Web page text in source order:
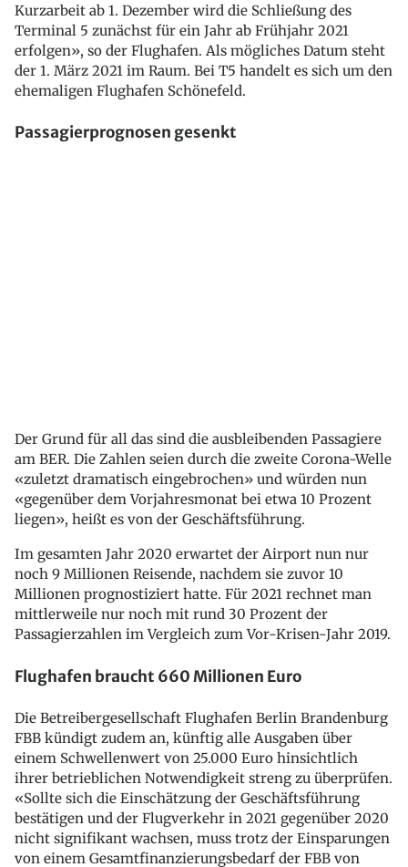
Kurzarbeit ab 1. Dezember wird die Schließung des
Terminal 5 zunächst für ein Jahr ab Frühjahr 2021
erfolgen», so der Flughafen. Als mögliches Datum steht
der 1. März 2021 im Raum. Bei T5 handelt es sich um den
ehemaligen Flughafen Schönefeld.
Passagierprognosen gesenkt
Der Grund für all das sind die ausbleibenden Passagiere
am BER. Die Zahlen seien durch die zweite Corona-Welle
«zuletzt dramatisch eingebrochen» und würden nun
«gegenüber dem Vorjahresmonat bei etwa 10 Prozent
liegen», heißt es von der Geschäftsführung.
Im gesamten Jahr 2020 erwartet der Airport nun nur
noch 9 Millionen Reisende, nachdem sie zuvor 10
Millionen prognostiziert hatte. Für 2021 rechnet man
mittlerweile nur noch mit rund 30 Prozent der
Passagierzahlen im Vergleich zum Vor-Krisen-Jahr 2019.
Flughafen braucht 660 Millionen Euro
Die Betreibergesellschaft Flughafen Berlin Brandenburg
FBB kündigt zudem an, künftig alle Ausgaben über
einem Schwellenwert von 25.000 Euro hinsichtlich
ihrer betrieblichen Notwendigkeit streng zu überprüfen.
«Sollte sich die Einschätzung der Geschäftsführung
bestätigen und der Flugverkehr in 2021 gegenüber 2020
nicht signifikant wachsen, muss trotz der Einsparungen
von einem Gesamtfinanzierungsbedarf der FBB von